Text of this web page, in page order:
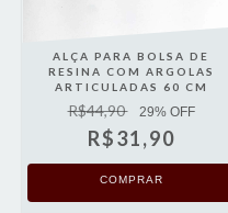
ALÇA PARA BOLSA DE
RESINA COM ARGOLAS
ARTICULADAS 60 CM
R$44,90 29% OFF
R$31,90
COMPRAR